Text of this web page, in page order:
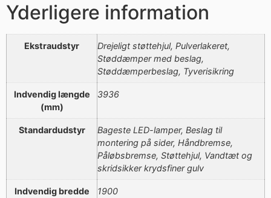
Yderligere information
Ekstraudstyr
Drejeligt støttehjul, Pulverlakeret,
Støddæmper med beslag,
Støddæmperbeslag, Tyverisikring
Indvendig længde
(mm)
3936
Standardudstyr
Bageste LED-lamper, Beslag til
montering på sider, Håndbremse,
Påløbsbremse, Støttehjul, Vandtæt og
skridsikker krydsfiner gulv
Indvendig bredde 1900